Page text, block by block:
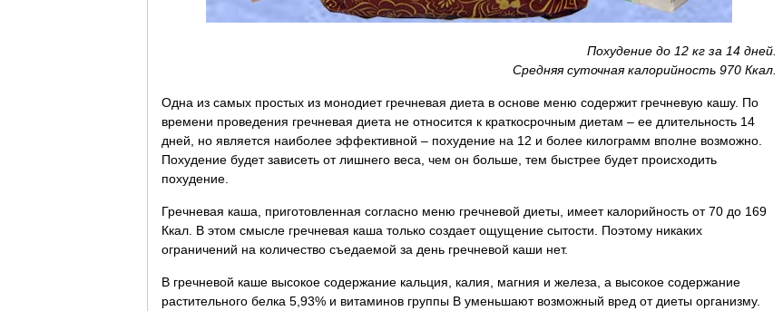
Похудение до 12 кг за 14 дней.
Средняя суточная калорийность 970 Ккал.
Одна из самых простых из монодиет гречневая диета в основе меню содержит гречневую кашу. По
времени проведения гречневая диета не относится к краткосрочным диетам – ее длительность 14
дней, но является наиболее эффективной – похудение на 12 и более килограмм вполне возможно.
Похудение будет зависеть от лишнего веса, чем он больше, тем быстрее будет происходить
похудение.
Гречневая каша, приготовленная согласно меню гречневой диеты, имеет калорийность от 70 до 169
Ккал. В этом смысле гречневая каша только создает ощущение сытости. Поэтому никаких
ограничений на количество съедаемой за день гречневой каши нет.
В гречневой каше высокое содержание кальция, калия, магния и железа, а высокое содержание
растительного белка 5,93% и витаминов группы B уменьшают возможный вред от диеты организму.